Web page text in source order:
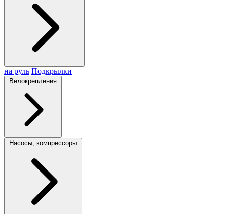
на руль Подкрылки
Велокрепления
Насосы, компрессоры